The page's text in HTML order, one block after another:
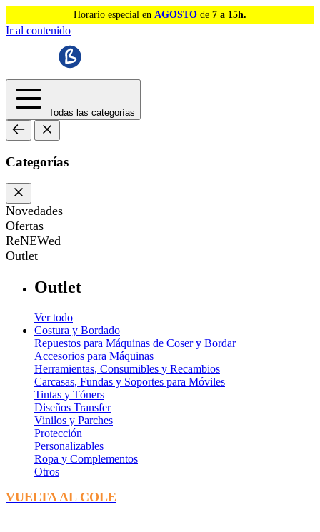
Horario especial en AGOSTO de 7 a 15h.
Ir al contenido
Todas las categorías
Categorías
Novedades
Ofertas
ReNEWed
Outlet
Outlet
Ver todo
Costura y Bordado
Repuestos para Máquinas de Coser y Bordar
Accesorios para Máquinas
Herramientas, Consumibles y Recambios
Carcasas, Fundas y Soportes para Móviles
Tintas y Tóners
Diseños Transfer
Vinilos y Parches
Protección
Personalizables
Ropa y Complementos
Otros
VUELTA AL COLE